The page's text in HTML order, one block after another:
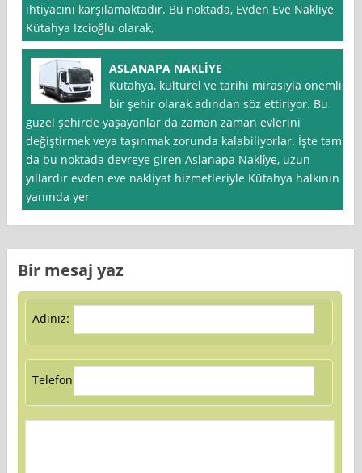
ihtiyacını karşılamaktadır. Bu noktada, Evden Eve Nakliye
Kütahya Izcioğlu olarak,
ASLANAPA NAKLİYE
Kütahya, kültürel ve tarihi mirasıyla önemli
bir şehir olarak adından söz ettiriyor. Bu
güzel şehirde yaşayanlar da zaman zaman evlerini
değiştirmek veya taşınmak zorunda kalabiliyorlar. İşte tam
da bu noktada devreye giren Aslanapa Nakli̇ye, uzun
yıllardır evden eve nakliyat hizmetleriyle Kütahya halkının
yanında yer
Bir mesaj yaz
Adınız:
Telefon: